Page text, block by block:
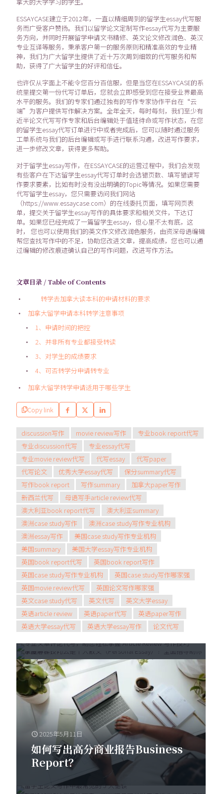
ESSAYCASE建立于2012年，一直以精细周到的留学生essay代写服
务而广受客户赞扬。我们以留学论文定制写作essay代写为主要服
务方向，并同时开展留学申请文书精修、英文论文修改润色、英汉
专业互译等服务，秉承客户第一的服务原则和精准高效的专业精
神，我们为广大留学生提供了近十万次周到细致的代写服务和帮
助，获得了广大留学生的好评和信任。
也许仅从字面上不能令您百分百信服，但是当您在ESSAYCASE的系
统里提交第一份代写订单后，您就会立即感受到您在接受业界最高
水平的服务。我们的专家们通过独有的写作专家协作平台在“云
端”为客户提供写作解决方案。全年全天，每时每刻，我们至少有
近半论文代写写作专家和后台编辑处于值班待命或写作状态，在您
的留学生essay代写订单进行中或者完成后，您可以随时通过服务
工单系统与我们的后台编辑或写手进行联系沟通，改进写作要求，
进一步修改文章，获得更多帮助。
对于留学生essay写作，在ESSAYCASE的运营过程中，我们会发现
有些客户在下达留学生essay代写订单时会选错页数、填写错误写
作要求要素，比如有时没有没出明确的Topic等情况。如果您需要
代写留学生essay，您只需要访问我们网站
（https://www.essaycase.com）的在线委托页面，填写网页表
单，提交关于留学生essay写作的具体要求和相关文件，下达订
单。如果您已经完成了一篇留学生essay，但心里不太有底，这
时， 您也可以使用我们的英文作文修改润色服务，由资深母语编辑
帮您查找写作中的不足，协助您改进文章，提高成绩，您也可以通
过编辑的修改痕迹确认自己的写作问题，改进写作方法。
文章目录 / Table of Contents
转学去加拿大读本科的申请材料的要求
加拿大留学申请本科转学注意事项
1、申请时间的把控
2、并非所有专业都接受转读
3、对学生的成绩要求
4、可否转学分申请转专业
加拿大留学转学申请适用于哪些学生
Copy link
discussion写作 movie review写作
专业book report代写
专业discussion代写
专业essay代写
专业movie review代写
代写essay
代写paper
代写论文
优秀大学essay代写
保分summary代写
写作book report
写作summary
加拿大paper写作
新西兰代写
母语写手article review代写
澳大利亚book report代写
澳大利亚summary
澳洲case study写作
澳洲case study写作专业机构
澳洲essay写作
美国case study写作专业机构
美国summary
美国大学essay写作专业机构
英国book report代写
英国book report写作
英国case study写作专业机构
英国case study写作哪家强
英国movie review代写
英国论文写作哪家强
英文case study代写
英文代写
英文大学essay
英语article review
英语paper代写
英语paper写作
英语大学essay代写
英语大学essay写作 论文代写
2025年5月28日
专业文章评论代写，助您轻松掌握
Article Review 写作技巧
2025年5月21日
深度解析：什么是个人散文
（Personal Essay）？全面指导
助你掌握写作技巧
2025年5月11日
如何写出高分商业报告Business
Report？
2025年5月6日
留学生论文写作中最常见的 5 大错
误
2025年5月5日
如何撰写反思性论文（Reflective
Essay）
2025年5月3日
掌握文学分析写作 (Literary
Analysis)，这些步骤和要点你必
须知道